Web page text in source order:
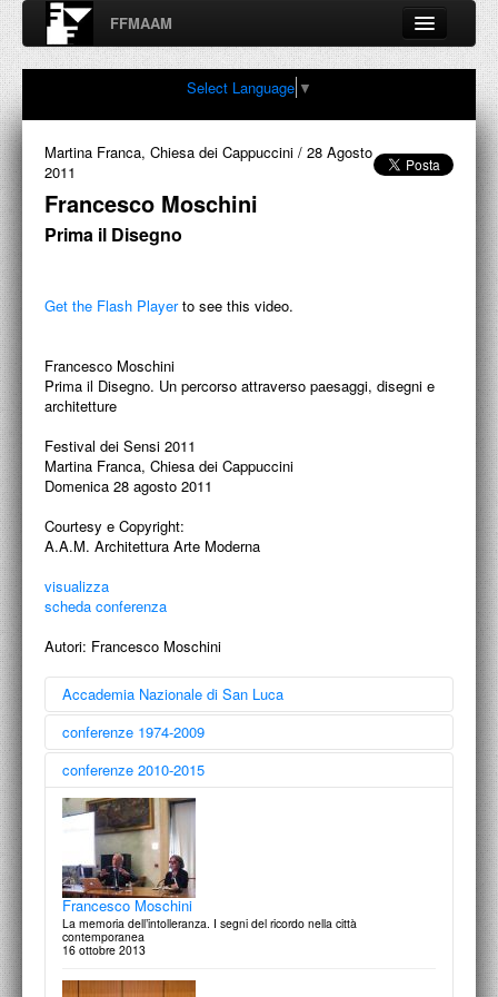
FFMAAM
Fondo Francesco Moschini
A.A.M. Architettura Arte Moderna
Percorsi, nodi, sconfinamenti e contaminazioni tra Arte,
FFMAAM
CONFERENZE
COLLEZIONE
I.E.D. / ROMA
POLITECNICO DI BARI
BIBLIOTECA FRANCESCO MOSCHINI
A.A.M. ARCHITETTURA ARTE MODERNA
RECENSIONI GENERALI
MOSTRE
ARTISTI
DUETTI / DUELLI
LABORATORI DI PROGETTAZIONE
PROGETTI D'OPERA
Select Language ▼
Martina Franca, Chiesa dei Cappuccini / 28 Agosto
2011
Francesco Moschini
Prima il Disegno
Get the Flash Playerto see this video.
Francesco Moschini
Prima il Disegno. Un percorso attraverso paesaggi, disegni e
architetture
Festival dei Sensi 2011
Martina Franca, Chiesa dei Cappuccini
Domenica 28 agosto 2011
Courtesy e Copyright:
A.A.M. Architettura Arte Moderna
visualizza
scheda conferenza
Autori: Francesco Moschini
Accademia Nazionale di San Luca
Gillo Dorfles: Roma Doma ?
conversazione con Aldo Colonetti e Francesco Moschini
26 novembre 2013
conferenze 1974-2009
Francesca Pietropaolo
La poetica dello spazio. Dialoghi tra Arte e Architettura al presente
17 Dicembre 2009
conferenze 2010-2015
Francesco Moschini
La memoria dell’intolleranza. I segni del ricordo nella città
contemporanea
16 ottobre 2013